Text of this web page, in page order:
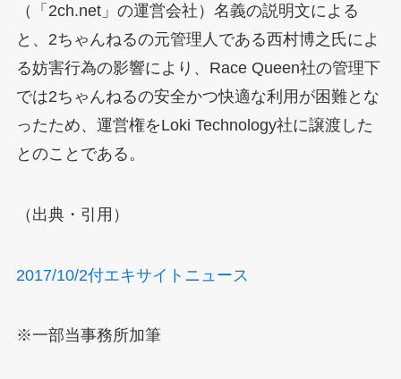
（「2ch.net」の運営会社）名義の説明文による
と、2ちゃんねるの元管理人である西村博之氏によ
る妨害行為の影響により、Race Queen社の管理下
では2ちゃんねるの安全かつ快適な利用が困難とな
ったため、運営権をLoki Technology社に譲渡した
とのことである。
（出典・引用）
2017/10/2付エキサイトニュース
※一部当事務所加筆